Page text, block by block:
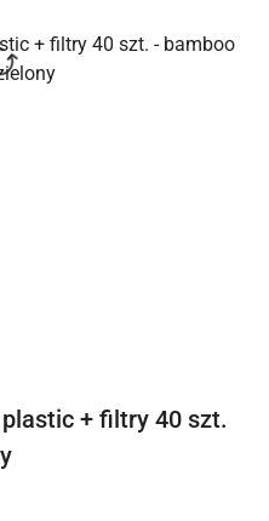
+ filtry 40 szt.